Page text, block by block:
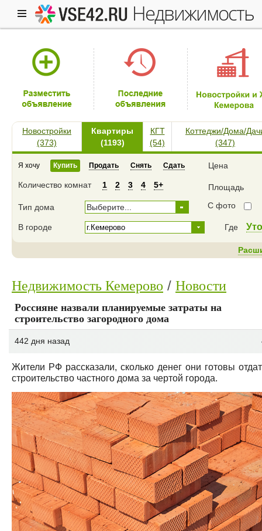
недвижимость
Новостройки
(373)
Квартиры
(1193)
КГТ
(54)
Коттеджи/Дома/
(347)
Я хочу Купить Продать Снять Сдать Цена
Количество комнат 1 2 3 4 5+ Площадь
Тип дома Выберите... С фото
В городе Где
Недвижимость Кемерово Новости
Россияне назвали планируемые затраты на
строительство загородного дома
442 дня назад
Жители РФ рассказали, сколько денег они готовы
строительство частного дома за чертой города.